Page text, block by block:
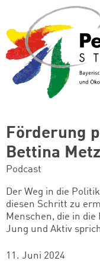
Förderung
Bettina
Podcast
Der Weg in die
diesen Schritt zu
Menschen, die in
Jung und Aktiv
11. Juni 2024